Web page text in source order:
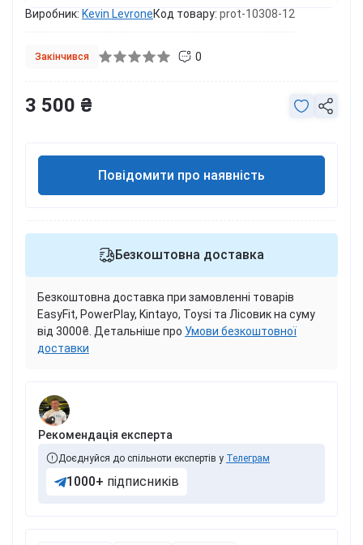
Виробник: Kevin LevroneКод товару: prot-10308-12
Закінчився 0
3 500 ₴
Повідомити про наявність
Безкоштовна доставка
Безкоштовна доставка при замовленні товарів
EasyFit, PowerPlay, Kintayo, Toysi та Лісовик на суму
від 3000₴. Детальніше про Умови безкоштовної
доставки
Рекомендація експерта
Доєднуйся до спільноти експертів у Телеграм
1000+ підписників